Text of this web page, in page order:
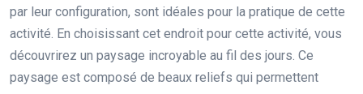
par leur configuration, sont idéales pour la pratique de cette
activité. En choisissant cet endroit pour cette activité, vous
découvrirez un paysage incroyable au fil des jours. Ce
paysage est composé de beaux reliefs qui permettent